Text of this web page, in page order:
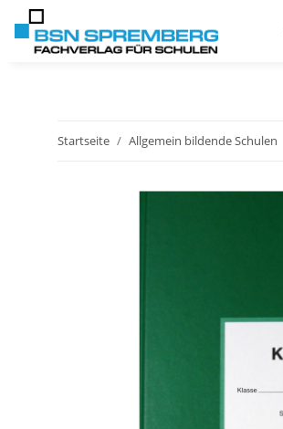
Startseite Allgemein bildende Schulen